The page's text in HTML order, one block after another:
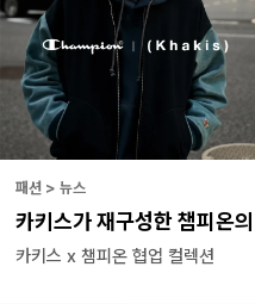
패션 > 뉴스
카키스가 재구성한 챔피온
카키스 x 챔피온 협업 컬렉션